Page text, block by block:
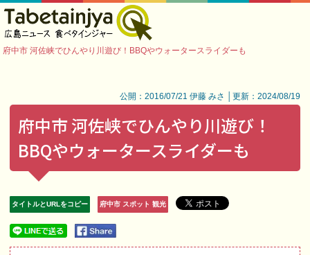
府中市 河佐峡でひんやり川遊び！BBQやウォータースライダーも
公開：2016/07/21 伊藤 みさ │更新：2024/08/19
府中市 河佐峡でひんやり川遊び！
BBQやウォータースライダーも
タイトルとURLをコピー 府中市 スポット 観光